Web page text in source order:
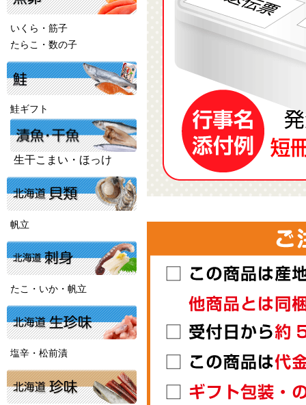
いくら・筋子
たらこ・数の子
鮭ギフト
生干こまい・ほっけ
帆立
たこ・いか・帆立
塩辛・松前漬